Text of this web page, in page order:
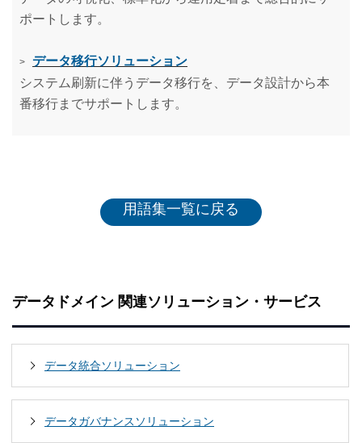
ポートします。
> データ移行ソリューション
システム刷新に伴うデータ移行を、データ設計から本
番移行までサポートします。
用語集一覧に戻る
データドメイン 関連ソリューション・サービス
データ統合ソリューション
データガバナンスソリューション